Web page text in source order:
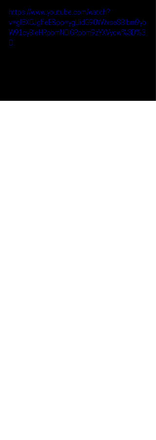
https://www.youtube.com/watch?
v=gI8X0JglfeE&pp=ygUidG90YWxseSBlbm9yb
W91cyBleHRpbmN0IGRpbm9zYXVycw%3D%3
D